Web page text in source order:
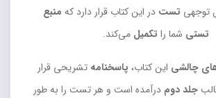
توجهی تست در این کتاب قرار دارد که منبع
تستی شما را تکمیل می‌کند.
چالشی این کتاب، پاسخنامه تشریحی قرار
جلد دوم درآمده است و هر تست را به طور